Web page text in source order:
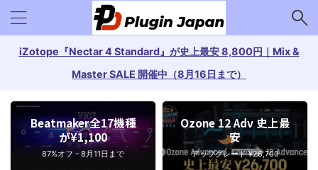
iZotope『Nectar 4 Standard』が史上最安 8,800円｜Mix &
Master SALE 開催中（8月16日まで）
Beatmaker全17機種
が¥1,100
87%オフ・8月11日まで
Ozone 12 Adv 史上最
安
アップグレード ¥26,700